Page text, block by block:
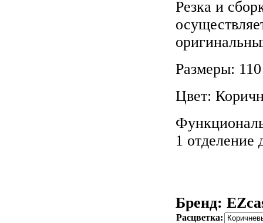
Резка и
Размеры:
Цвет:
1 отделение
Бренд:
Расцветка: